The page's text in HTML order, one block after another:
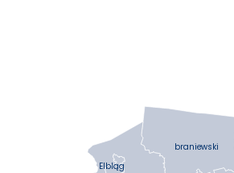
braniewski
Elbląg